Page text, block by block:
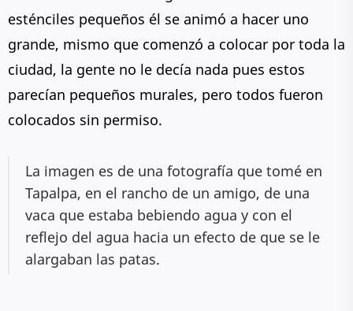
esténciles pequeños él se animó a hacer uno
grande, mismo que comenzó a colocar por toda la
ciudad, la gente no le decía nada pues estos
parecían pequeños murales, pero todos fueron
colocados sin permiso.
La imagen es de una fotografía que tomé en
Tapalpa, en el rancho de un amigo, de una
vaca que estaba bebiendo agua y con el
reflejo del agua hacia un efecto de que se le
alargaban las patas.